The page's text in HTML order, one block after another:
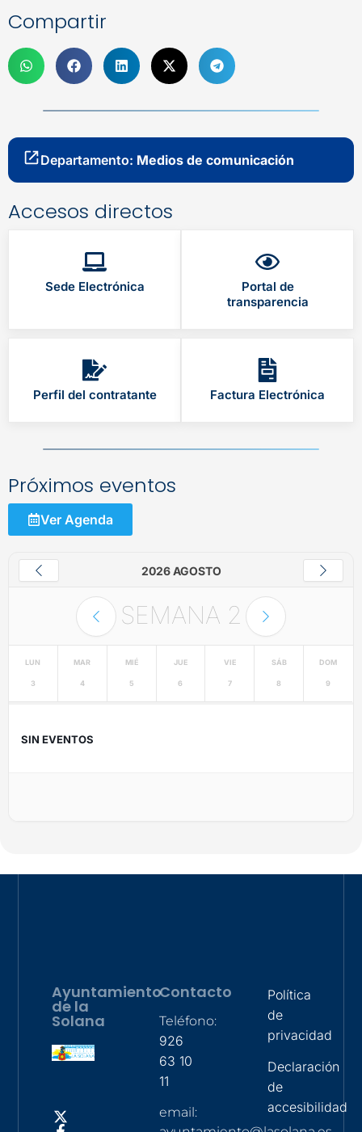
Compartir
Departamento: Medios de comunicación
Accesos directos
Sede Electrónica
Portal de
transparencia
Perfil del contratante Factura Electrónica
Próximos eventos
Ver Agenda
2026 AGOSTO
SEMANA 2
LUN
3
MAR
4
MIÉ
5
JUE
6
VIE
7
SÁB
8
DOM
9
SIN EVENTOS
Ayuntamiento
de la
Solana
Contacto
Teléfono:
926
63 10
11
email:
Política
de
privacidad
Declaración
de
accesibilidad